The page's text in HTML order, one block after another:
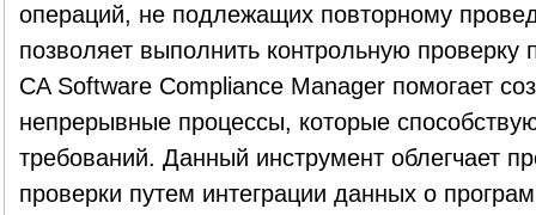
операций, не подлежащих повторному
позволяет выполнить контрольную проверку
CA Software Compliance Manager помогает
непрерывные процессы, которые
требований. Данный инструмент облегчает
проверки путем интеграции данных о